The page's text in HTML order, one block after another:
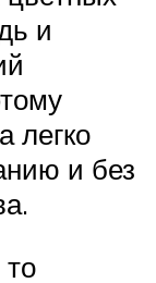
и
легко
и без